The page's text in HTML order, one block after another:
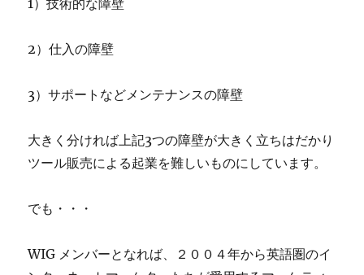
2）仕入の障壁
3）サポートなどメンテナンスの障壁
大きく分ければ上記3つの障壁が大きく立ちはだかり
ツール販売による起業を難しいものにしています。
でも・・・
WIG メンバーとなれば、２００４年から英語圏のイ